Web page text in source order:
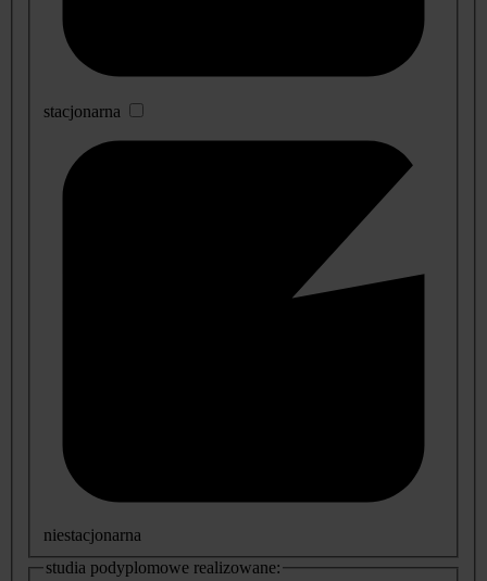
stacjonarna
niestacjonarna
studia podyplomowe realizowane: